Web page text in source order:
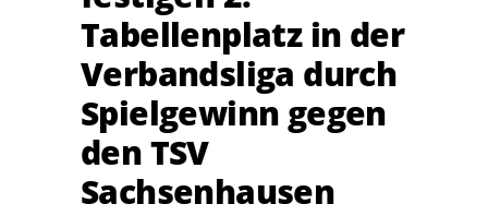
Tabellenplatz in der
Verbandsliga durch
Spielgewinn gegen
den TSV
Sachsenhausen